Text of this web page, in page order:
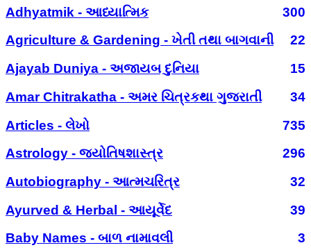
Adhyatmik - આધ્યાત્મિક
300
Agriculture & Gardening - ખેતી તથા બાગવાની
22
Ajayab Duniya - અજાયબ દુનિયા
15
Amar Chitrakatha - અમર ચિત્રકથા ગુજરાતી
34
Articles - લેખો
735
Astrology - જ્યોતિષશાસ્ત્ર
296
Autobiography - આત્મચરિત્ર
32
Ayurved & Herbal - આયૂર્વેદ
39
Baby Names - બાળ નામાવલી
3